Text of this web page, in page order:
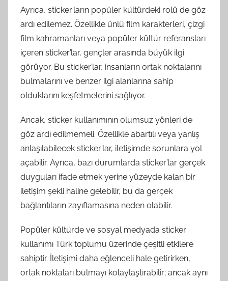
Ayrıca, sticker’ların popüler kültürdeki rolü de göz
ardı edilemez. Özellikle ünlü film karakterleri, çizgi
film kahramanları veya popüler kültür referansları
içeren sticker’lar, gençler arasında büyük ilgi
görüyor. Bu sticker’lar, insanların ortak noktalarını
bulmalarını ve benzer ilgi alanlarına sahip
olduklarını keşfetmelerini sağlıyor.
Ancak, sticker kullanımının olumsuz yönleri de
göz ardı edilmemeli. Özellikle abartılı veya yanlış
anlaşılabilecek sticker’lar, iletişimde sorunlara yol
açabilir. Ayrıca, bazı durumlarda sticker’lar gerçek
duyguları ifade etmek yerine yüzeyde kalan bir
iletişim şekli haline gelebilir, bu da gerçek
bağlantıların zayıflamasına neden olabilir.
Popüler kültürde ve sosyal medyada sticker
kullanımı Türk toplumu üzerinde çeşitli etkilere
sahiptir. İletişimi daha eğlenceli hale getirirken,
ortak noktaları bulmayı kolaylaştırabilir; ancak aynı